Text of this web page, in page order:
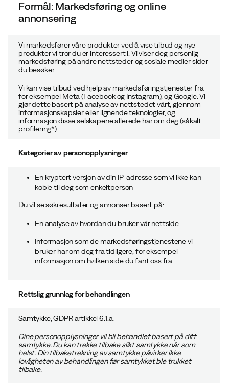
Formål: Markedsføring og online
annonsering
Vi markedsfører våre produkter ved å vise tilbud og nye
produkter vi tror du er interessert i. Vi viser deg personlig
markedsføring på andre nettsteder og sosiale medier sider
du besøker.
Vi kan vise tilbud ved hjelp av markedsføringstjenester fra
for eksempel Meta (Facebook og Instagram), og Google. Vi
gjør dette basert på analyse av nettstedet vårt, gjennom
informasjonskapsler eller lignende teknologier, og
informasjon disse selskapene allerede har om deg (såkalt
profilering*).
Kategorier av personopplysninger
En kryptert versjon av din IP-adresse som vi ikke kan
koble til deg som enkeltperson
Du vil se søkresultater og annonser basert på:
En analyse av hvordan du bruker vår nettside
Informasjon som de markedsføringstjenestene vi
bruker har om deg fra tidligere, for eksempel
informasjon om hvilken side du fant oss fra
Rettslig grunnlag for behandlingen
Samtykke, GDPR artikkel 6.1.a.
Dine personopplysninger vil bli behandlet basert på ditt
samtykke. Du kan trekke tilbake slikt samtykke når som
helst. Din tilbaketrekning av samtykke påvirker ikke
lovligheten av behandlingen før samtykket ble trukket
tilbake.